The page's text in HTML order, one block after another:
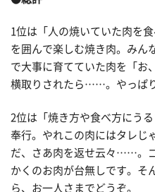
1位は「人の焼いていた肉を
を囲んで楽しむ焼き肉。みん
で大事に育てていた肉を「お
横取りされたら……。やっぱ
2位は「焼き方や食べ方にう
奉行。やれこの肉にはタレじ
だ、さあ肉を返せ云々……。
かくのお肉が台無しです。そ
ら、お一人さまでどうぞ。